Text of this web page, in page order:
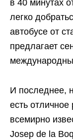
в 40 минутах
легко
автобусе от
предлагает
И последнее,
есть
всемирно
Josep de la